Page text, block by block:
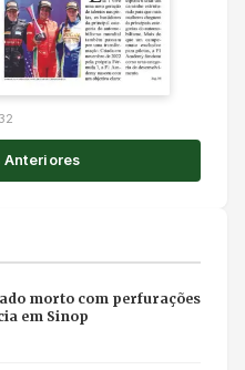
32
Anteriores
morto com perfurações
em Sinop